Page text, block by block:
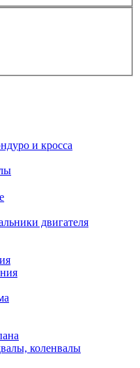
и кросса
двигателя
коленвалы